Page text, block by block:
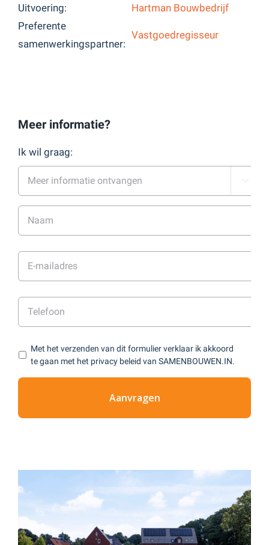
Uitvoering:
Hartman Bouwbedrijf
Preferente
samenwerkingspartner:
Vastgoedregisseur
Meer informatie?
Ik wil graag:

Met het verzenden van dit formulier verklaar ik akkoord
te gaan met het privacy beleid van SAMENBOUWEN.IN.